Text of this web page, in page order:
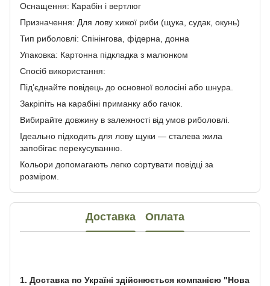
Оснащення: Карабін і вертлюг
Призначення: Для лову хижої риби (щука, судак, окунь)
Тип риболовлі: Спінінгова, фідерна, донна
Упаковка: Картонна підкладка з малюнком
Спосіб використання:
Під’єднайте повідець до основної волосіні або шнура.
Закріпіть на карабіні приманку або гачок.
Вибирайте довжину в залежності від умов риболовлі.
Ідеально підходить для лову щуки — сталева жила
запобігає перекусуванню.
Кольори допомагають легко сортувати повідці за
розміром.
Доставка Оплата
1. Доставка по Україні здійснюється компанією "Нова